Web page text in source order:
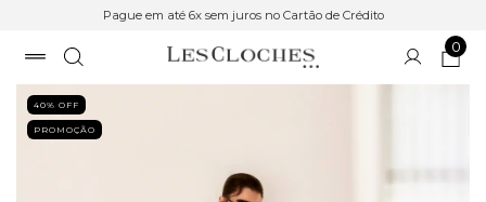
Pague em até 6x sem juros no Cartão de Crédito
0
40% OFF
PROMOÇÃO